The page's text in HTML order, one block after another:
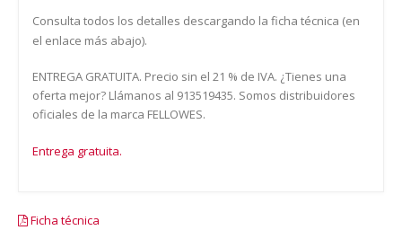
Consulta todos los detalles descargando la ficha técnica (en
el enlace más abajo).
ENTREGA GRATUITA. Precio sin el 21 % de IVA. ¿Tienes una
oferta mejor? Llámanos al 913519435. Somos distribuidores
oficiales de la marca FELLOWES.
Entrega gratuita.
Ficha técnica